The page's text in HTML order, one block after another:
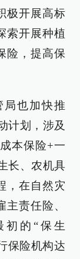
极开展高标
索开展种植
险，提高保
局也加快推
计划，涉及
本保险+一
长、农机具
，在自然灾
责任险、
初的“保生
保险机构达